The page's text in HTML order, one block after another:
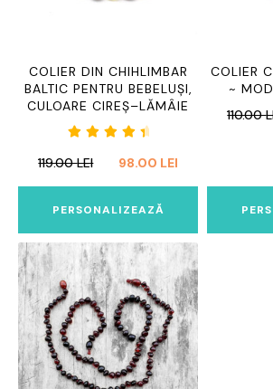
COLIER DIN CHIHLIMBAR
BALTIC PENTRU BEBELUȘI,
CULOARE CIREȘ–LĂMÂIE
la
4.75
din 5
119.00LEI
PREȚUL
INIȚIAL
A
119.00 LEI.
98.00 LEIPREȚUL
CURENT
PERSONALIZEAZĂ
COLIER
~
110.00